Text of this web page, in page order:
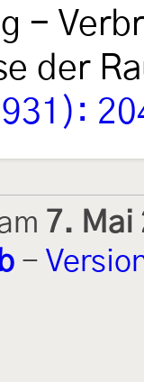
-
der
7. Mai
-